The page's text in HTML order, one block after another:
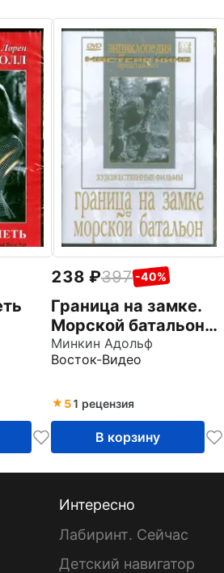
238 397 -40%
Граница на замке.
Морской батальон
(DVD)
Минкин Адольф
Восток-Видео
51 рецензия
В корзину
Интересно
Лабиринт. Сейчас
Детский навигатор